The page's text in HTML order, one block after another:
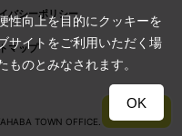
バシーポリシー
マップ
TOWN OFFICE.
TOP
性向上を目的にクッキーを
サイトをご利用いただく場
のとみなされます。
OK